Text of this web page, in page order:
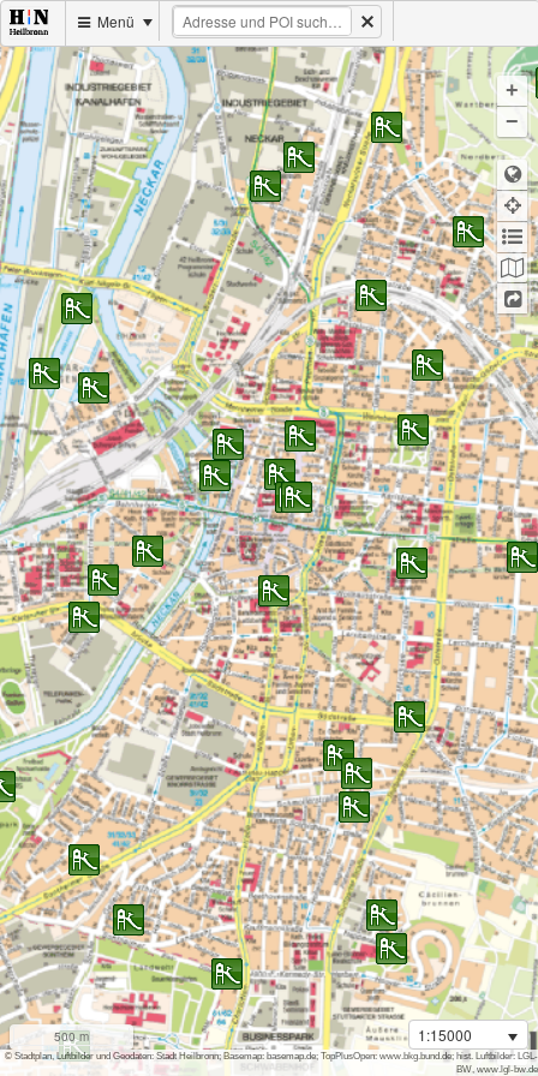
+
−
i
500 m
Menü
1:15000
© Stadtplan, Luftbilder und Geodaten: Stadt Heilbronn; Basemap: basemap.de; TopPlusOpen: www.bkg.bund.de; hist. Luftbilder: LGL-
BW, www.lgl-bw.de